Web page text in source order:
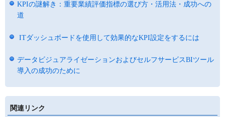
KPIの謎解き：重要業績評価指標の選び方・活用法・成功への
道
ITダッシュボードを使用して効果的なKPI設定をするには
データビジュアライゼーションおよびセルフサービスBIツール
導入の成功のために
関連リンク